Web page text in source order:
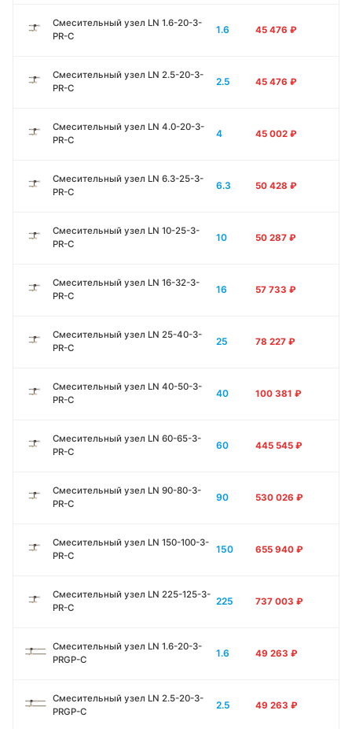
Смесительный узел LN 1.6-20-3-
PR-C
1.6 45 476 ₽
Смесительный узел LN 2.5-20-3-
PR-C
2.5 45 476 ₽
Смесительный узел LN 4.0-20-3-
PR-C
4 45 002 ₽
Смесительный узел LN 6.3-25-3-
PR-C
6.3 50 428 ₽
Смесительный узел LN 10-25-3-
PR-C
10 50 287 ₽
Смесительный узел LN 16-32-3-
PR-C
16 57 733 ₽
Смесительный узел LN 25-40-3-
PR-C
25 78 227 ₽
Смесительный узел LN 40-50-3-
PR-C
40 100 381 ₽
Смесительный узел LN 60-65-3-
PR-C
60 445 545 ₽
Смесительный узел LN 90-80-3-
PR-C
90 530 026 ₽
Смесительный узел LN 150-100-3-
PR-C
150 655 940 ₽
Смесительный узел LN 225-125-3-
PR-C
225 737 003 ₽
Смесительный узел LN 1.6-20-3-
PRGP-C
1.6 49 263 ₽
Смесительный узел LN 2.5-20-3-
PRGP-C
2.5 49 263 ₽